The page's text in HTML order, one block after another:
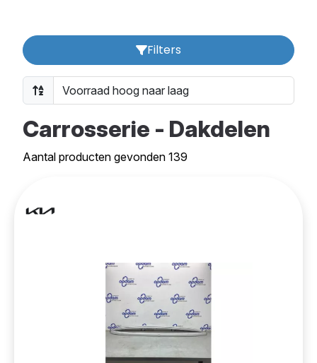
Filters
Carrosserie - Dakdelen
Aantal producten gevonden 139